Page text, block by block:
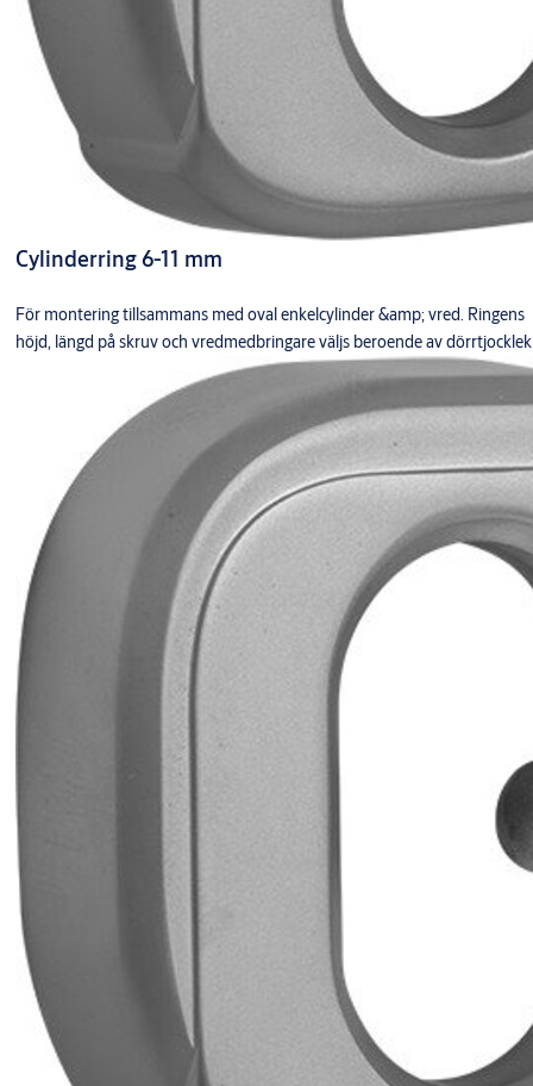
Cylinderring 6-11 mm
För montering tillsammans med oval enkelcylinder &amp; vred. Ringens
höjd, längd på skruv och vredmedbringare väljs beroende av dörrtjocklek